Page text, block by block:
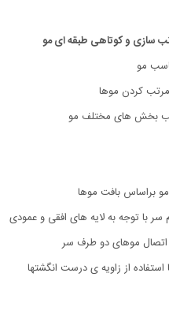
سازی و کوتاهی طبقه ای مو